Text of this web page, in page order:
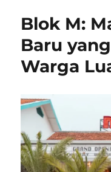
Blok M:
Baru
Warga